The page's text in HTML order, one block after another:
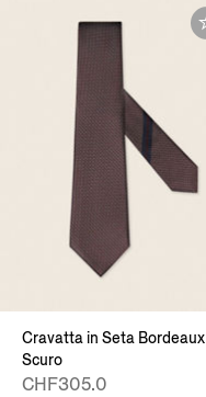
Cravatta in Seta Bordeaux
Scuro
CHF305.0